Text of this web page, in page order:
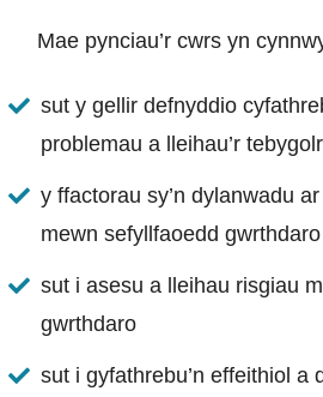
Mae pynciau’r cwrs yn
sut y gellir defnyddio
problemau a lleihau’r
y ffactorau sy’n dylanwadu
mewn sefyllfaoedd gwrthdaro
sut i asesu a lleihau risgiau
gwrthdaro
sut i gyfathrebu’n effeithiol a